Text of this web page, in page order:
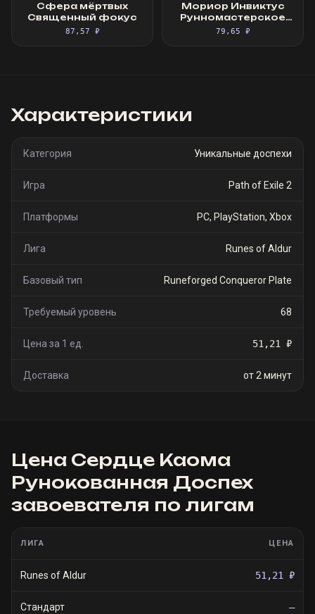
Сфера мёртвых
Священный фокус
87,57 ₽
Мориор Инвиктус
Рунномастерское
Великолепное
79,65 ₽
Характеристики
Категория Уникальные доспехи
Игра Path of Exile 2
Платформы PC, PlayStation, Xbox
Лига Runes of Aldur
Базовый тип Runeforged Conqueror Plate
Требуемый уровень 68
Цена за 1 ед. 51,21 ₽
Доставка от 2 минут
Цена Сердце Каома
Рунокованная Доспех
завоевателя по лигам
ЛИГА ЦЕНА
Runes of Aldur 51,21 ₽
Стандарт —